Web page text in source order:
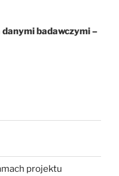
badawczymi –
projektu